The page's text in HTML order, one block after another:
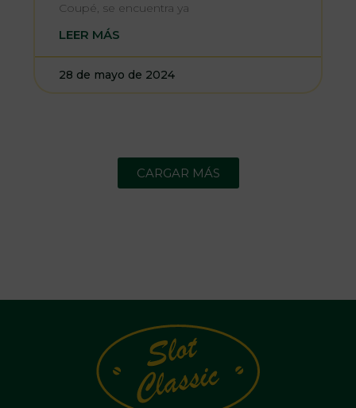
Coupé, se encuentra ya
LEER MÁS
28 de mayo de 2024
CARGAR MÁS